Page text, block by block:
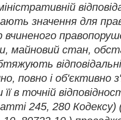
значення для
вчиненого
майновий стан,
повно і об'єктивно
в точній
245, 280 Кодексу)